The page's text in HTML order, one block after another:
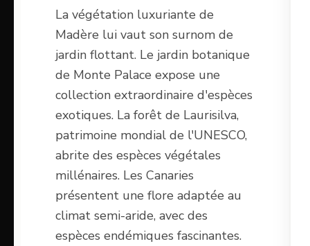
La végétation luxuriante de
Madère lui vaut son surnom de
jardin flottant. Le jardin botanique
de Monte Palace expose une
collection extraordinaire d'espèces
exotiques. La forêt de Laurisilva,
patrimoine mondial de l'UNESCO,
abrite des espèces végétales
millénaires. Les Canaries
présentent une flore adaptée au
climat semi-aride, avec des
espèces endémiques fascinantes.